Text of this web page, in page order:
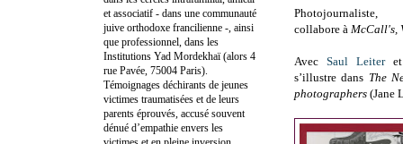
collabore à McCall's,
Avec Saul Leiter
s’illustre dans The
photographers (Jane
et associatif - dans une communauté
juive orthodoxe francilienne -, ainsi
que professionnel, dans les
Institutions Yad Mordekhaï (alors 4
rue Pavée, 75004 Paris).
Témoignages déchirants de jeunes
victimes traumatisées et de leurs
parents éprouvés, accusé souvent
dénué d’empathie envers les